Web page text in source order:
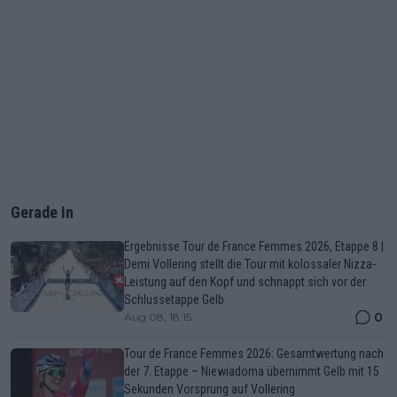
Gerade In
Ergebnisse Tour de France Femmes 2026, Etappe 8 |
Demi Vollering stellt die Tour mit kolossaler Nizza-
Leistung auf den Kopf und schnappt sich vor der
Schlussetappe Gelb
Aug 08, 18:15 0
Tour de France Femmes 2026: Gesamtwertung nach
der 7. Etappe – Niewiadoma übernimmt Gelb mit 15
Sekunden Vorsprung auf Vollering